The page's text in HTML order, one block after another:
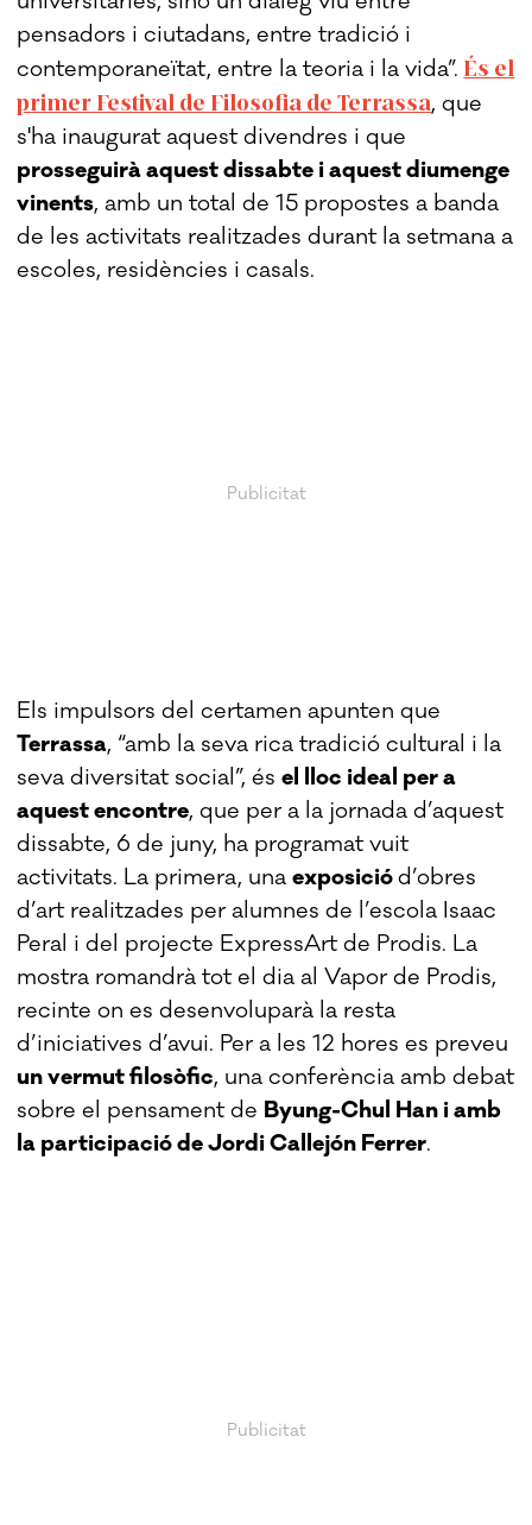
pensadors i ciutadans, entre tradició i
contemporaneïtat, entre la teoria i la vida”. És el
primer Festival de Filosofia de Terrassa, que
s'ha inaugurat aquest divendres i que
prosseguirà aquest dissabte i aquest diumenge
vinents, amb un total de 15 propostes a banda
de les activitats realitzades durant la setmana a
escoles, residències i casals.
Els impulsors del certamen apunten que
Terrassa, “amb la seva rica tradició cultural i la
seva diversitat social”, ésel lloc ideal per a
aquest encontre, que per a la jornada d’aquest
dissabte, 6 de juny, ha programat vuit
activitats. La primera, unaexposiciód’obres
d’art realitzades per alumnes de l’escola Isaac
Peral i del projecte ExpressArt de Prodis. La
mostra romandrà tot el dia al Vapor de Prodis,
recinte on es desenvoluparà la resta
d’iniciatives d’avui. Per a les 12 hores es preveu
un vermut filosòfic, una conferència amb debat
sobre el pensament de Byung-Chul Han i amb
la participació de Jordi Callejón Ferrer.